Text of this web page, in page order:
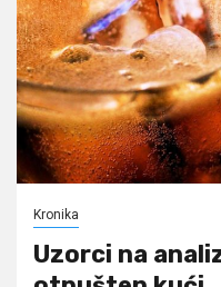
Kronika
Uzorci na